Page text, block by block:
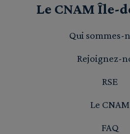
Le CNAM Île-
Qui sommes-
Rejoignez-
RSE
Le CNAM
FAQ